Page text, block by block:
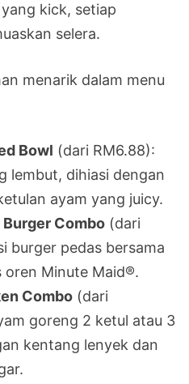
kick, setiap
selera.
menarik dalam menu
Bowl (dari RM6.88):
lembut, dihiasi dengan
ayam yang juicy.
Combo (dari
burger pedas bersama
oren Minute Maid®.
Combo (dari
goreng 2 ketul atau 3
kentang lenyek dan